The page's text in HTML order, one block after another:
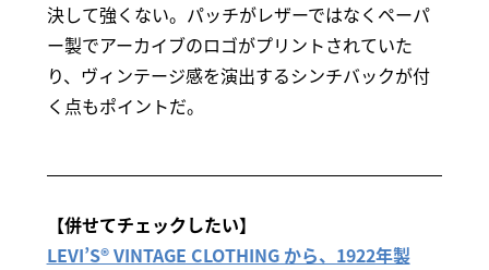
決して強くない。パッチがレザーではなくペーパ
ー製でアーカイブのロゴがプリントされていた
り、ヴィンテージ感を演出するシンチバックが付
く点もポイントだ。
【併せてチェックしたい】
LEVI’S® VINTAGE CLOTHING から、1922年製